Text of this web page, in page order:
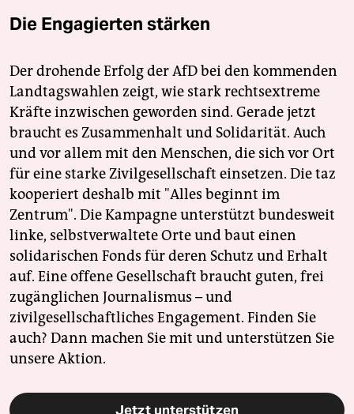
Die Engagierten stärken
Der drohende Erfolg der AfD bei den kommenden
Landtagswahlen zeigt, wie stark rechtsextreme
Kräfte inzwischen geworden sind. Gerade jetzt
braucht es Zusammenhalt und Solidarität. Auch
und vor allem mit den Menschen, die sich vor Ort
für eine starke Zivilgesellschaft einsetzen. Die taz
kooperiert deshalb mit "Alles beginnt im
Zentrum". Die Kampagne unterstützt bundesweit
linke, selbstverwaltete Orte und baut einen
solidarischen Fonds für deren Schutz und Erhalt
auf. Eine offene Gesellschaft braucht guten, frei
zugänglichen Journalismus – und
zivilgesellschaftliches Engagement. Finden Sie
auch? Dann machen Sie mit und unterstützen Sie
unsere Aktion.
Jetzt unterstützen